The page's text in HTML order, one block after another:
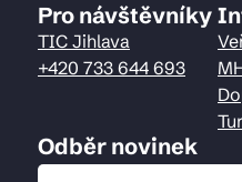
Pro návštěvníky
TIC Jihlava
+420 733 644 693
Odběr novinek